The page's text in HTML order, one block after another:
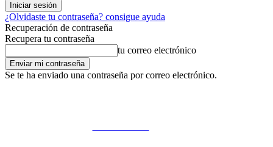
¿Olvidaste tu contraseña? consigue ayuda
Recuperación de contraseña
Recupera tu contraseña
tu correo electrónico
Se te ha enviado una contraseña por correo electrónico.